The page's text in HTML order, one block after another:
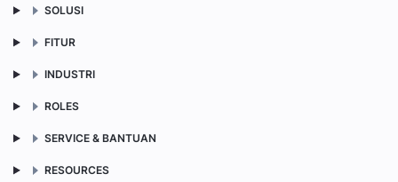
SOLUSI
FITUR
INDUSTRI
ROLES
SERVICE & BANTUAN
RESOURCES